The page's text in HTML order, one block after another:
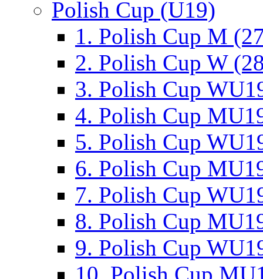
Polish Cup (U19)
1. Polish Cup M
2. Polish Cup W
3. Polish Cup
4. Polish Cup
5. Polish Cup
6. Polish Cup
7. Polish Cup
8. Polish Cup
9. Polish Cup
10. Polish Cup